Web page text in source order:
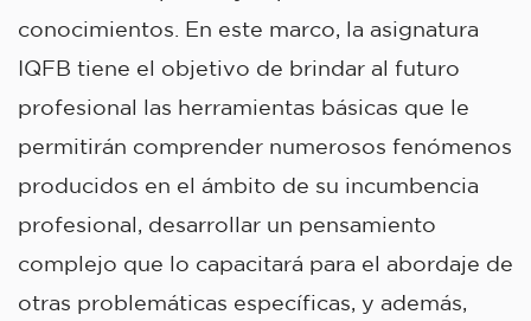
conocimientos. En este marco, la asignatura
IQFB tiene el objetivo de brindar al futuro
profesional las herramientas básicas que le
permitirán comprender numerosos fenómenos
producidos en el ámbito de su incumbencia
profesional, desarrollar un pensamiento
complejo que lo capacitará para el abordaje de
otras problemáticas específicas, y además,